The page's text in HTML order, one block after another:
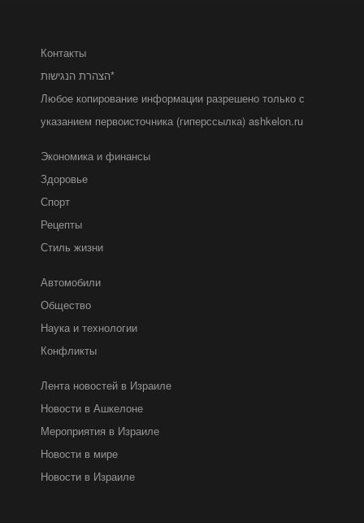
Контакты
הצהרת הנגישות*
Любое копирование информации разрешено только с
указанием первоисточника (гиперссылка) ashkelon.ru
Экономика и финансы
Здоровье
Спорт
Рецепты
Стиль жизни
Автомобили
Общество
Наука и технологии
Конфликты
Лента новостей в Израиле
Новости в Ашкелоне
Мероприятия в Израиле
Новости в мире
Новости в Израиле